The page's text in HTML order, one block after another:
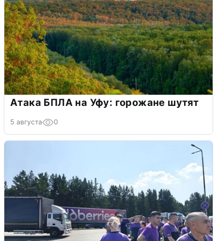
Атака БПЛА на Уфу: горожане шутят
5 августа 0